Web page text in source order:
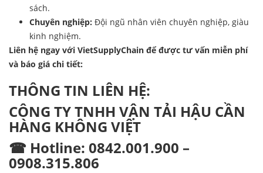
sách.
Chuyên nghiệp: Đội ngũ nhân viên chuyên nghiệp, giàu
kinh nghiệm.
Liên hệ ngay với VietSupplyChain để được tư vấn miễn phí
và báo giá chi tiết:
THÔNG TIN LIÊN HỆ:
CÔNG TY TNHH VẬN TẢI HẬU CẦN
HÀNG KHÔNG VIỆT
☎ Hotline: 0842.001.900 –
0908.315.806